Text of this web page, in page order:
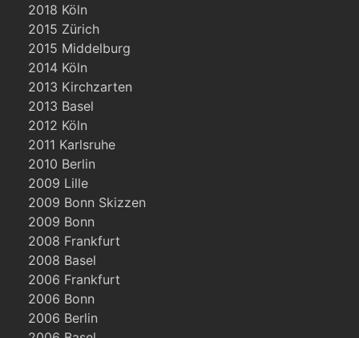
2018 Köln
2015 Zürich
2015 Middelburg
2014 Köln
2013 Kirchzarten
2013 Basel
2012 Köln
2011 Karlsruhe
2010 Berlin
2009 Lille
2009 Bonn Skizzen
2009 Bonn
2008 Frankfurt
2008 Basel
2006 Frankfurt
2006 Bonn
2006 Berlin